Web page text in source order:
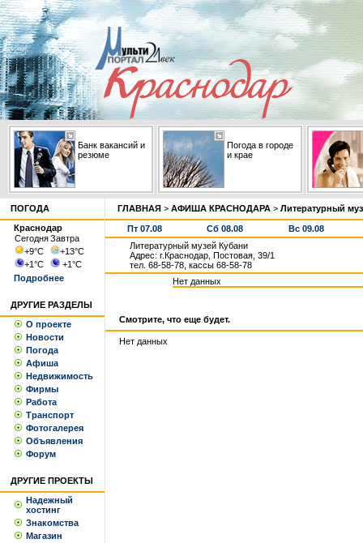
Банк вакансий и
резюме
Погода в городе
и крае
ПОГОДА
Краснодар
СегодняЗавтра
+9°С +13°С
+1°С +1°С
Подробнее
ДРУГИЕ РАЗДЕЛЫ
О проекте
Новости
Погода
Афиша
Недвижимость
Фирмы
Работа
Транспорт
Фотогалерея
Объявления
Форум
ДРУГИЕ ПРОЕКТЫ
Надежный
хостинг
Знакомства
Магазин
ГЛАВНАЯ > АФИША КРАСНОДАРА > Литературный
Пт 07.08 Сб 08.08
Вс 09.08
Литературный музей Кубани
Адрес: г.Краснодар, Постовая, 39/1
тел. 68-58-78, кассы 68-58-78
Нет данных
Смотрите, что еще будет.
Нет данных